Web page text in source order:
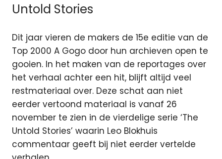
Untold Stories
Dit jaar vieren de makers de 15e editie van de
Top 2000 A Gogo door hun archieven open te
gooien. In het maken van de reportages over
het verhaal achter een hit, blijft altijd veel
restmateriaal over. Deze schat aan niet
eerder vertoond materiaal is vanaf 26
november te zien in de vierdelige serie ‘The
Untold Stories’ waarin Leo Blokhuis
commentaar geeft bij niet eerder vertelde